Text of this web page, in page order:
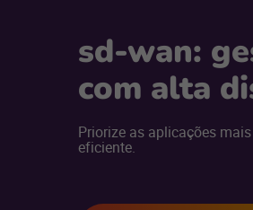
sd-wan:
com alta
Priorize as aplicações
eficiente.